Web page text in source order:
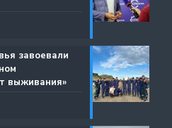
по Профориентации
навыков»
завоевали
выживания»